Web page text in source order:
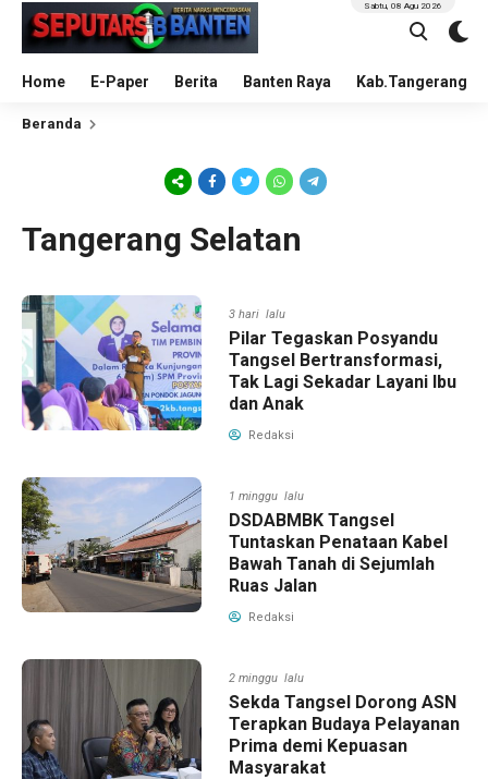
Home E-Paper Berita Banten Raya Kab.Tangerang
Sabtu, 08 Agu 2026
Beranda
Tangerang Selatan
3 hari lalu
Pilar Tegaskan Posyandu
Tangsel Bertransformasi,
Tak Lagi Sekadar Layani Ibu
dan Anak
Redaksi
1 minggu lalu
DSDABMBK Tangsel
Tuntaskan Penataan Kabel
Bawah Tanah di Sejumlah
Ruas Jalan
Redaksi
2 minggu lalu
Sekda Tangsel Dorong ASN
Terapkan Budaya Pelayanan
Prima demi Kepuasan
Masyarakat